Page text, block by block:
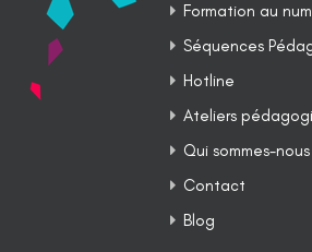
Formation au
Séquences
Hotline
Ateliers
Qui sommes-
Contact
Blog